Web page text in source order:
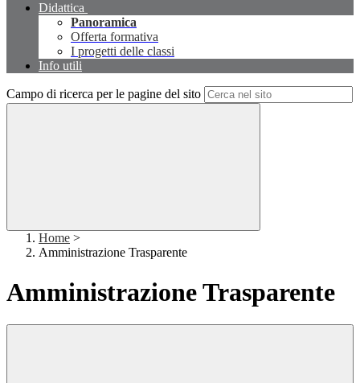
Didattica
Panoramica
Offerta formativa
I progetti delle classi
Info utili
Campo di ricerca per le pagine del sito
Home >
Amministrazione Trasparente
Amministrazione Trasparente